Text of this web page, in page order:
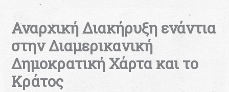
Αναρχική Διακήρυξη ενάντια
στην Διαμερικανική
Δημοκρατική Χάρτα και το
Κράτος